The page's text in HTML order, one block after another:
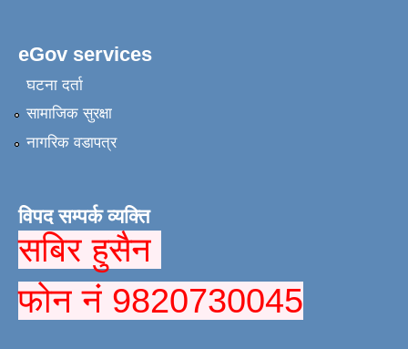
eGov services
घटना दर्ता
सामाजिक सुरक्षा
नागरिक वडापत्र
विपद सम्पर्क व्यक्ति
सबिर हुसैन
फोन नं 9820730045